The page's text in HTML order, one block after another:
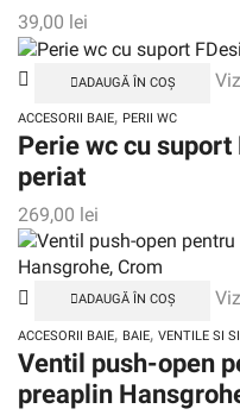
39,00 lei
ADAUGĂ ÎN COȘ
ACCESORII BAIE, PERII WC
Perie wc cu
periat
269,00 lei
ADAUGĂ ÎN COȘ
ACCESORII BAIE, BAIE, VENTILE SI
Ventil push-open
preaplin